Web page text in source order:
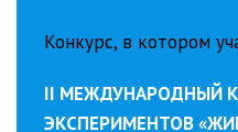
Конкурс, в котором
II МЕЖДУНАРОДНЫЙ
ЭКСПЕРИМЕНТОВ